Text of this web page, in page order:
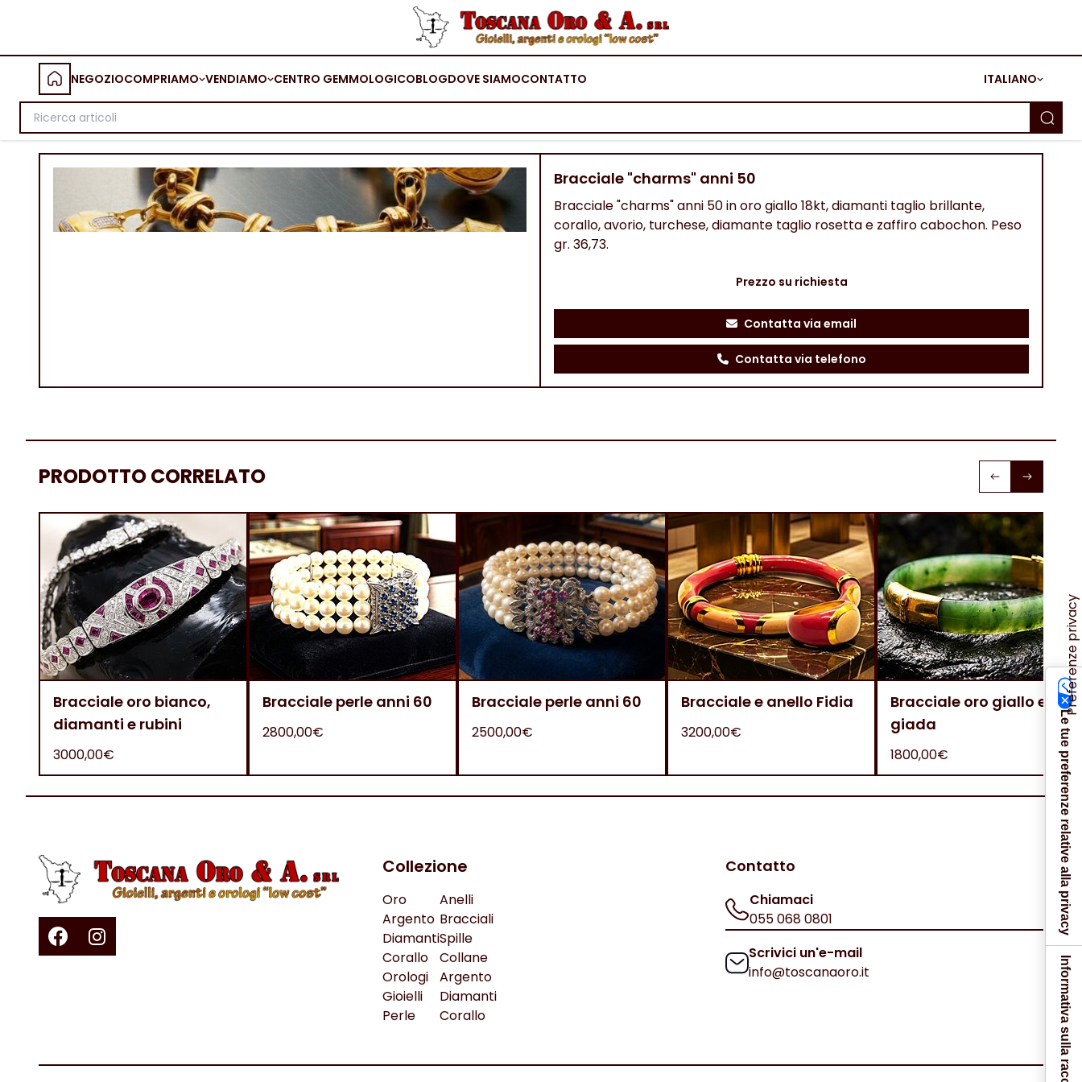
NEGOZIOCOMPRIAMO VENDIAMO CENTRO GEMMOLOGICOBLOGDOVE SIAMOCONTATTO ITALIANO
Bracciale "charms" anni 50
Bracciale "charms" anni 50 in oro giallo 18kt, diamanti taglio brillante,
corallo, avorio, turchese, diamante taglio rosetta e zaffiro cabochon. Peso
gr. 36,73.
Prezzo su richiesta
Contatta via email
Contatta via telefono
PRODOTTO CORRELATO
Bracciale oro bianco,
diamanti e rubini
3000,00€
Bracciale perle anni 60
2800,00€
Bracciale perle anni 60
2500,00€
Bracciale e anello Fidia
3200,00€
Bracciale oro giallo e
giada
1800,00€
Collezione
Oro
Argento
Diamanti
Corallo
Orologi
Gioielli
Perle
Anelli
Bracciali
Spille
Collane
Argento
Diamanti
Corallo
Contatto
Chiamaci
055 068 0801
Scrivici un'e-mail
info@toscanaoro.it
Le tue preferenze relative alla privacy
Informativa sulla raccolta